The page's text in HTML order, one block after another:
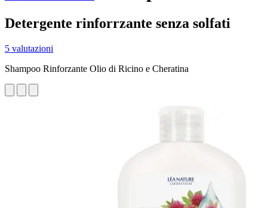
Detergente rinforrzante senza solfati
5 valutazioni
Shampoo Rinforzante Olio di Ricino e Cheratina